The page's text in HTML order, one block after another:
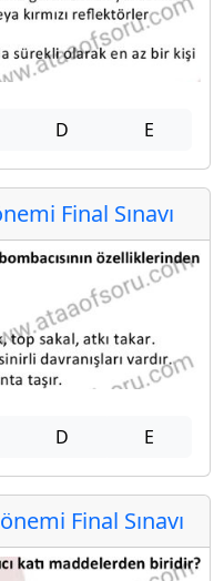
D E
Final Sınavı
D E
Final Sınavı